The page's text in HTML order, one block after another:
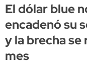
El dólar blue
encadenó su
y la brecha se
mes